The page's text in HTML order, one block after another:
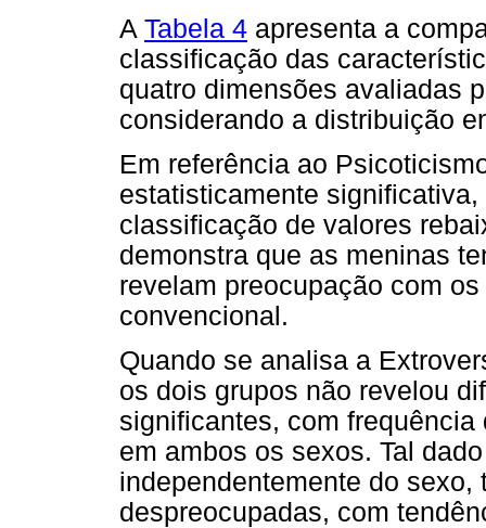
A Tabela 4 apresenta a
classificação das
quatro dimensões avaliadas
considerando a distribuição
Em referência ao
estatisticamente
classificação de valores
demonstra que as meninas
revelam preocupação com
convencional.
Quando se analisa a
os dois grupos não revelou
significantes, com
em ambos os sexos. Tal
independentemente do
despreocupadas, com